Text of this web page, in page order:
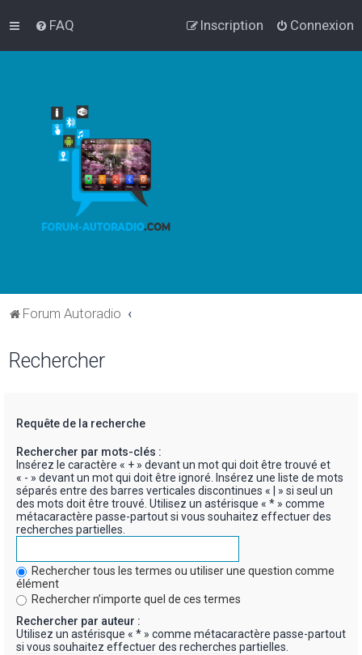
FAQ Connexion
Inscription
Forum Autoradio
Rechercher
Requête de la recherche
Rechercher par mots-clés :
Insérez le caractère « + » devant un mot qui doit être trouvé et
« - » devant un mot qui doit être ignoré. Insérez une liste de mots
séparés entre des barres verticales discontinues « | » si seul un
des mots doit être trouvé. Utilisez un astérisque « * » comme
métacaractère passe-partout si vous souhaitez effectuer des
recherches partielles.
Rechercher tous les termes ou utiliser une question comme
élément
Rechercher n’importe quel de ces termes
Rechercher par auteur :
Utilisez un astérisque « * » comme métacaractère passe-partout
si vous souhaitez effectuer des recherches partielles.